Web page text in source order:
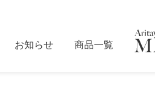
お知らせ 商品一覧